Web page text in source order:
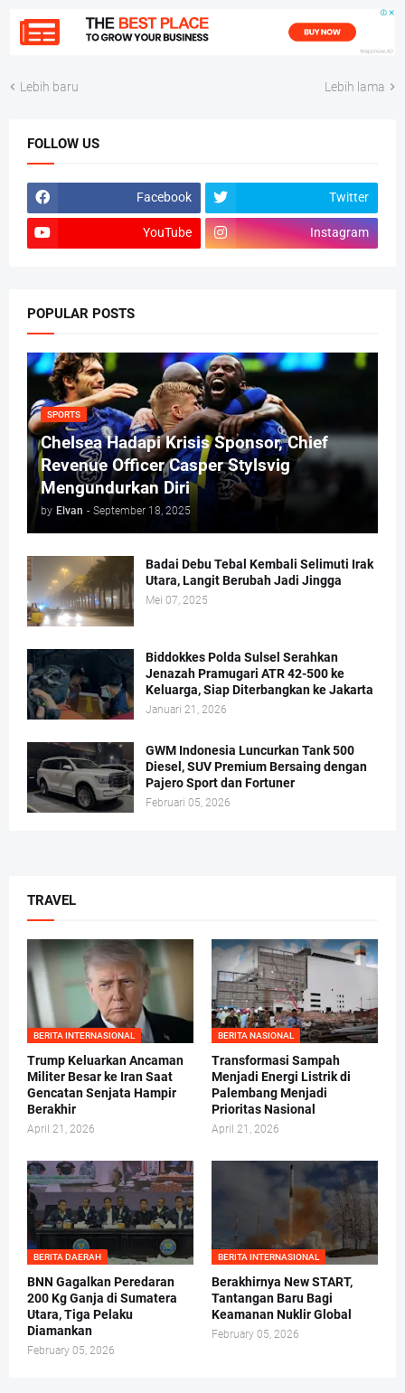
Lebih baru Lebih lama
FOLLOW US
Facebook Twitter
YouTube Instagram
POPULAR POSTS
SPORTS
Chelsea Hadapi Krisis Sponsor, Chief
Revenue Officer Casper Stylsvig
Mengundurkan Diri
by Elvan - September 18, 2025
Badai Debu Tebal Kembali Selimuti Irak
Utara, Langit Berubah Jadi Jingga
Mei 07, 2025
Biddokkes Polda Sulsel Serahkan
Jenazah Pramugari ATR 42-500 ke
Keluarga, Siap Diterbangkan ke Jakarta
Januari 21, 2026
GWM Indonesia Luncurkan Tank 500
Diesel, SUV Premium Bersaing dengan
Pajero Sport dan Fortuner
Februari 05, 2026
TRAVEL
BERITA INTERNASIONAL
Trump Keluarkan Ancaman
Militer Besar ke Iran Saat
Gencatan Senjata Hampir
Berakhir
April 21, 2026
BERITA NASIONAL
Transformasi Sampah
Menjadi Energi Listrik di
Palembang Menjadi
Prioritas Nasional
April 21, 2026
BERITA DAERAH
BNN Gagalkan Peredaran
200 Kg Ganja di Sumatera
Utara, Tiga Pelaku
Diamankan
February 05, 2026
BERITA INTERNASIONAL
Berakhirnya New START,
Tantangan Baru Bagi
Keamanan Nuklir Global
February 05, 2026